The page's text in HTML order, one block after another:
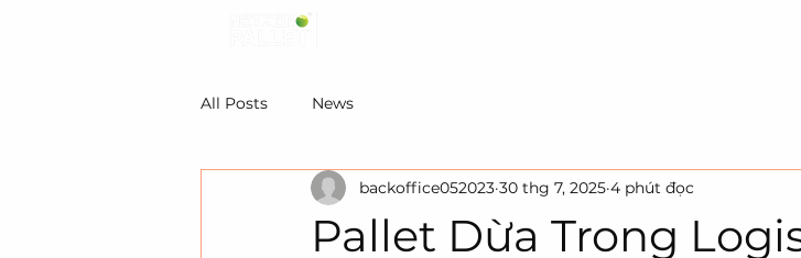
All Posts News
Pallet Dừa Trong
backoffice052023 30 thg 7, 2025 4 phút đọc